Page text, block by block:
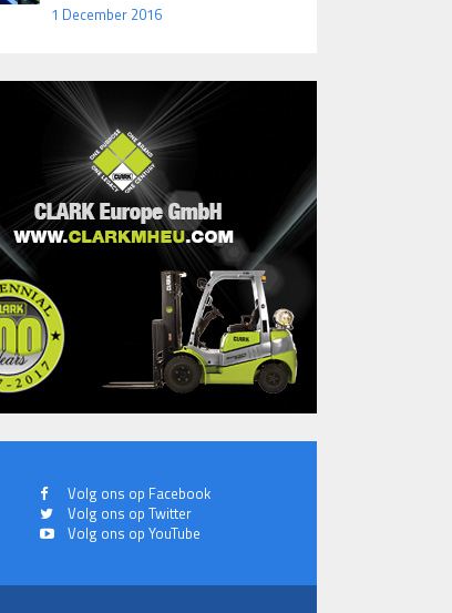
1 December 2016
Volg ons op Facebook
Volg ons op Twitter
Volg ons op YouTube